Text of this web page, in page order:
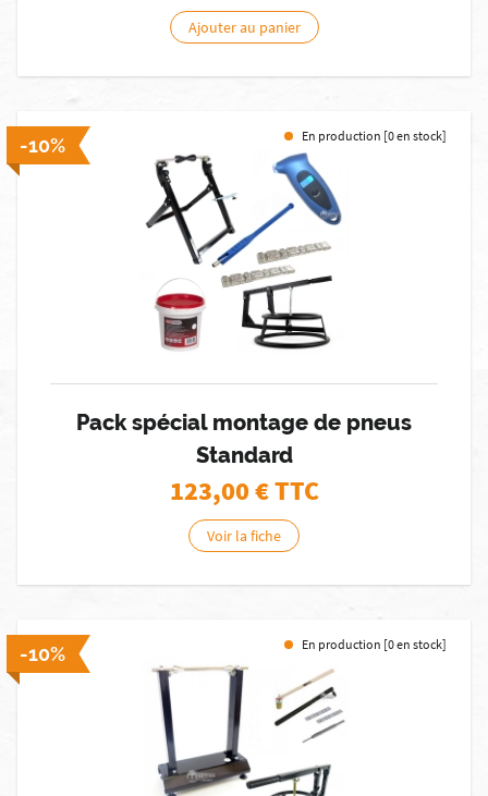
Ajouter au panier
-10% En production [0 en stock]
Pack spécial montage de pneus
Standard
123,00€ TTC
Voir la fiche
-10% En production [0 en stock]